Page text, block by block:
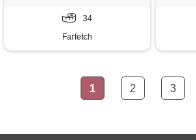
34
Farfetch
1 2 3